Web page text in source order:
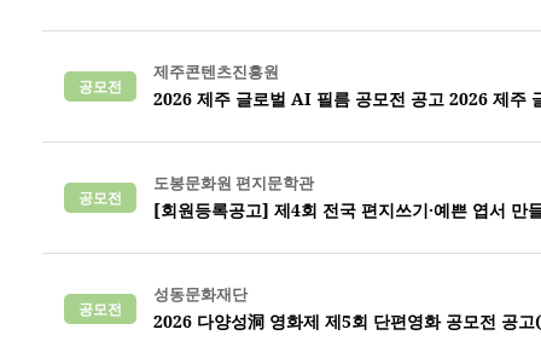
공모전
제주콘텐츠진흥원
2026 제주 글로벌 AI 필름 공모전 공고 2026 제주
공모전
도봉문화원 편지문학관
[회원등록공고] 제4회 전국 편지쓰기·예쁜 엽서 만
공모전
성동문화재단
2026 다양성洞 영화제 제5회 단편영화 공모전 공